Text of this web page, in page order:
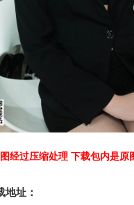
图经过压缩处理 下载包内是原
地址：